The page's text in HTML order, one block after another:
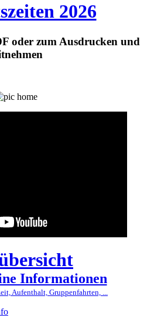
2026
oder zum Ausdrucken und
Informationen
Aufenthalt, Gruppenfahrten, ...